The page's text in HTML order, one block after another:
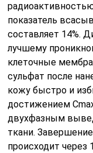
показатель
составляет 14%.
лучшему
клеточные
сульфат после
кожу быстро и
достижением
двухфазным
ткани.
происходит через